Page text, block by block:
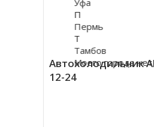
Автохолодильник
12-24
Уфа
П
Пермь
Т
Тамбов
Моего города нет